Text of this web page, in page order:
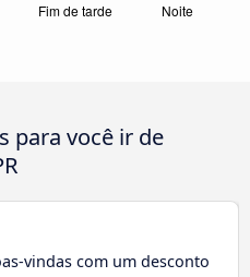
para você ir de
vindas com um desconto